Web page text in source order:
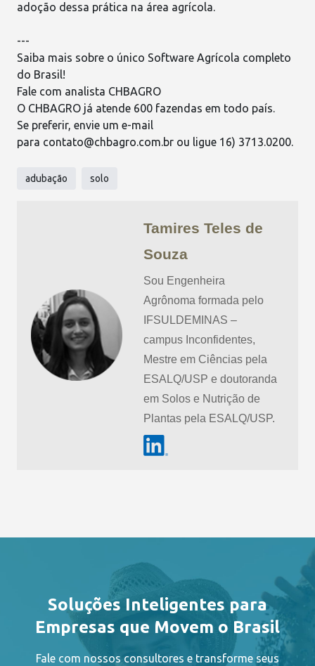
adoção dessa prática na área agrícola.
---
Saiba mais sobre o único Software Agrícola completo
do Brasil!
Fale com analista CHBAGRO
O CHBAGRO já atende 600 fazendas em todo país.
Se preferir, envie um e-mail
para contato@chbagro.com.br ou ligue 16) 3713.0200.
adubação solo
Tamires Teles de
Souza
Sou Engenheira
Agrônoma formada pelo
IFSULDEMINAS –
campus Inconfidentes,
Mestre em Ciências pela
ESALQ/USP e doutoranda
em Solos e Nutrição de
Plantas pela ESALQ/USP.
Soluções Inteligentes para
Empresas que Movem o Brasil
Fale com nossos consultores e transforme seus